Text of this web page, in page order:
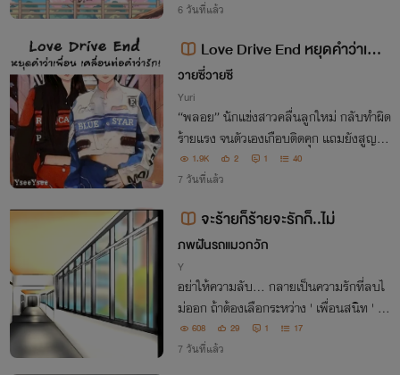
6 วันที่แล้ว
Love Drive End หยุดคำว่าเพื่อ
น เคลื่อนต่อคำว่ารัก! (NC18+++)
วายซี่วายซี
Yuri
“พลอย” นักแข่งสาวคลื่นลูกใหม่ กลับทำผิด
ร้ายแรง จนตัวเองเกือบติดคุก แถมยังสูญเสี
ยทุกสิ่ง ทั้งครอบครัว และเพื่อนที่สนิทที่สุด!
“เอิร์น” นักแข่งดาวรุ่ง เพื่อนสนิทของพลอย
1.9K 2 1 40
7 วันที่แล้ว
จะร้ายก็ร้ายจะรักก็..ไม่
ภพฝันรถแมวกวัก
Y
อย่าให้ความลับ... กลายเป็นความรักที่ลบไ
ม่ออก ถ้าต้องเลือกระหว่าง ' เพื่อนสนิท ' ที่เ
ขาแอบรัก หรือ ' คนแปลกหน้า ' ที่มอบรอย
จูบอันตรายให้เขาจนลืมไม่ลง
608 29 1 17
7 วันที่แล้ว